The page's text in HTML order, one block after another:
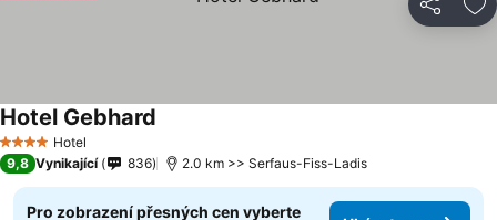
Sdílet
4 Počet hvězdiček
Hotel
Hotel Gebhard
9,8 Vynikající 836 2.0 km >> Serfaus-Fiss-Ladis
Pro zobrazení přesných cen vyberte